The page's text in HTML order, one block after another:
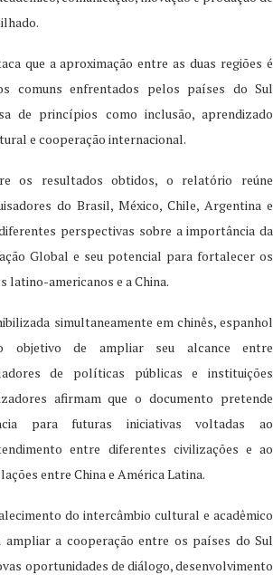
que a aproximação entre as duas regiões é
comuns enfrentados pelos países do Sul
de princípios como inclusão, aprendizado
e cooperação internacional.
os resultados obtidos, o relatório reúne
do Brasil, México, Chile, Argentina e
perspectivas sobre a importância da
Global e seu potencial para fortalecer os
latino-americanos e a China.
simultaneamente em chinês, espanhol
objetivo de ampliar seu alcance entre
de políticas públicas e instituições
afirmam que o documento pretende
para futuras iniciativas voltadas ao
entre diferentes civilizações e ao
entre China e América Latina.
do intercâmbio cultural e acadêmico
a cooperação entre os países do Sul
oportunidades de diálogo, desenvolvimento